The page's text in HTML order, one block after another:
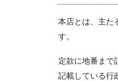
本店とは、主た
す。
定款に地番まで
記載している行